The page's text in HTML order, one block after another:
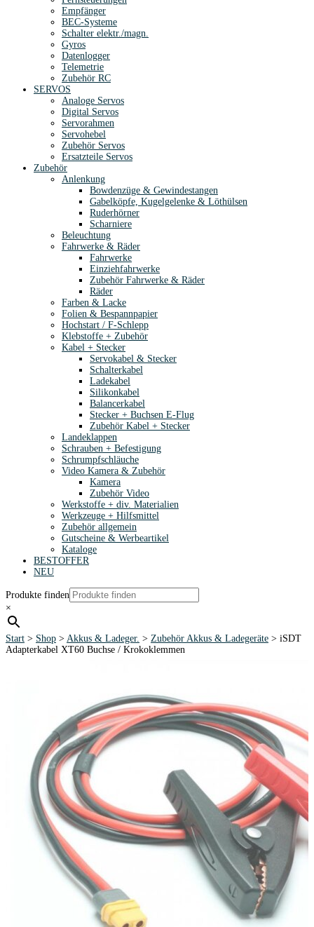
Empfänger
BEC-Systeme
Schalter elektr./magn.
Gyros
Datenlogger
Telemetrie
Zubehör RC
SERVOS
Analoge Servos
Digital Servos
Servorahmen
Servohebel
Zubehör Servos
Ersatzteile Servos
Zubehör
Anlenkung
Bowdenzüge & Gewindestangen
Gabelköpfe, Kugelgelenke & Löthülsen
Ruderhörner
Scharniere
Beleuchtung
Fahrwerke & Räder
Fahrwerke
Einziehfahrwerke
Zubehör Fahrwerke & Räder
Räder
Farben & Lacke
Folien & Bespannpapier
Hochstart / F-Schlepp
Klebstoffe + Zubehör
Kabel + Stecker
Servokabel & Stecker
Schalterkabel
Ladekabel
Silikonkabel
Balancerkabel
Stecker + Buchsen E-Flug
Zubehör Kabel + Stecker
Landeklappen
Schrauben + Befestigung
Schrumpfschläuche
Video Kamera & Zubehör
Kamera
Zubehör Video
Werkstoffe + div. Materialien
Werkzeuge + Hilfsmittel
Zubehör allgemein
Gutscheine & Werbeartikel
Kataloge
BESTOFFER
NEU
Produkte finden
×
Start > Shop > Akkus & Ladeger. > Zubehör Akkus & Ladegeräte > iSDT
Adapterkabel XT60 Buchse / Krokoklemmen